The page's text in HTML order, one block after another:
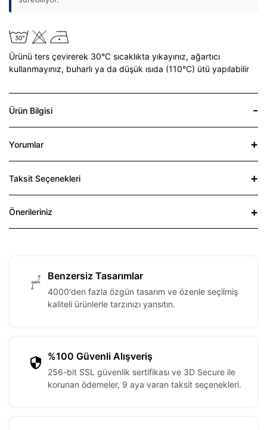
Ürünü ters çevirerek 30°C sıcaklıkta yıkayınız, ağartıcı
kullanmayınız, buharlı ya da düşük ısıda (110°C) ütü yapılabilir
Ürün Bilgisi
Yorumlar
Taksit Seçenekleri
Önerileriniz
Benzersiz Tasarımlar
4000'den fazla özgün tasarım ve özenle seçilmiş
kaliteli ürünlerle tarzınızı yansıtın.
%100 Güvenli Alışveriş
256-bit SSL güvenlik sertifikası ve 3D Secure ile
korunan ödemeler, 9 aya varan taksit seçenekleri.